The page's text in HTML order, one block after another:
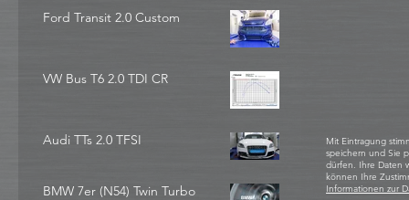
Ford Transit 2.0 Custom
VW Bus T6 2.0 TDI CR
Audi TTs 2.0 TFSI
BMW 7er (N54) Twin Turbo
Mit Eintragung
speichern und Sie
dürfen. Ihre Daten
können Ihre
Informationen zur